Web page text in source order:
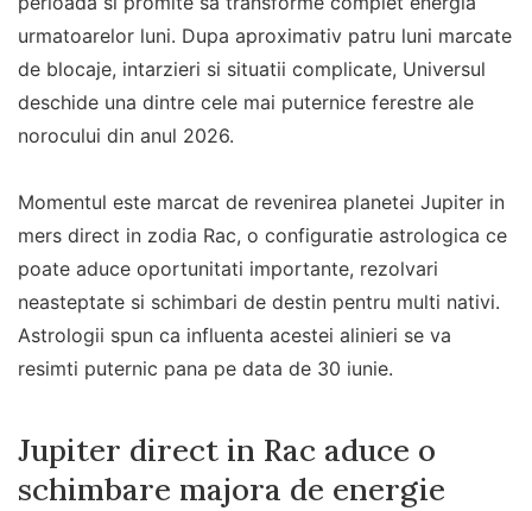
urmatoarelor luni. Dupa aproximativ patru luni marcate
de blocaje, intarzieri si situatii complicate, Universul
deschide una dintre cele mai puternice ferestre ale
norocului din anul 2026.
Momentul este marcat de revenirea planetei Jupiter in
mers direct in zodia Rac, o configuratie astrologica ce
poate aduce oportunitati importante, rezolvari
neasteptate si schimbari de destin pentru multi nativi.
Astrologii spun ca influenta acestei alinieri se va
resimti puternic pana pe data de 30 iunie.
Jupiter direct in Rac aduce o
schimbare majora de energie